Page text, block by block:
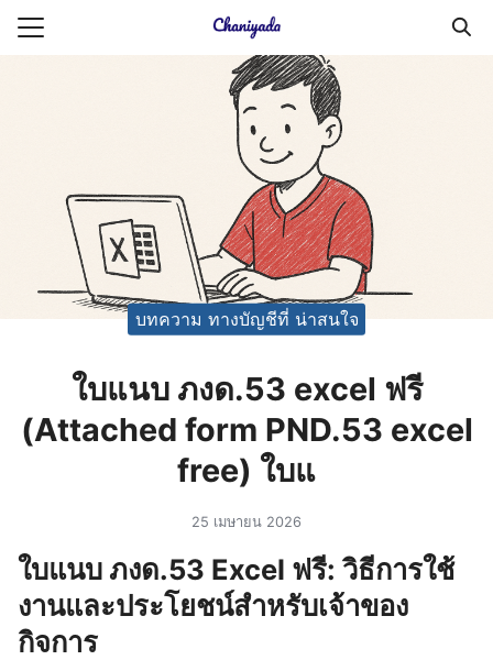
Skip
ญชี (Accounting
บทความ ทางบัญชีที่ น่าสนใจ
ใบแนบ ภงด.53 excel ฟรี
(Attached form PND.53 excel
free) ใบแ
25 เมษายน 2026
ใบแนบ ภงด.53 Excel ฟรี: วิธีการใช้
งานและประโยชน์สำหรับเจ้าของ
กิจการ